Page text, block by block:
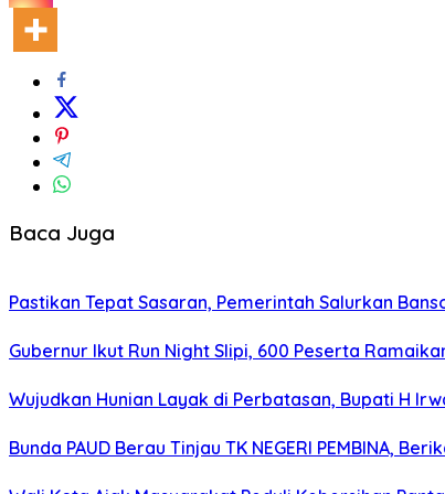
Baca Juga
Pastikan Tepat Sasaran, Pemerintah Salurkan
Gubernur Ikut Run Night Slipi, 600 Peserta
Wujudkan Hunian Layak di Perbatasan, Bupati H
Bunda PAUD Berau Tinjau TK NEGERI PEMBINA,